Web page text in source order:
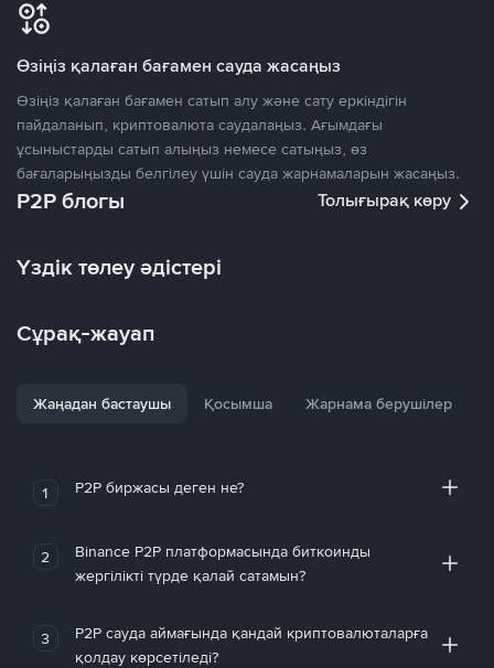
Өзіңіз қалаған бағамен сауда жасаңыз
Өзіңіз қалаған бағамен сатып алу және сату еркіндігін
пайдаланып, криптовалюта саудалаңыз. Ағымдағы
ұсыныстарды сатып алыңыз немесе сатыңыз, өз
бағаларыңызды белгілеу үшін сауда жарнамаларын жасаңыз.
P2P блогы Толығырақ көру
Үздік төлеу әдістері
Сұрақ-жауап
Жаңадан бастаушы Қосымша Жарнама берушілер
1 P2P биржасы деген не?
2
Binance P2P платформасында биткоинды
жергілікті түрде қалай сатамын?
3
P2P сауда аймағында қандай криптовалюталарға
қолдау көрсетіледі?